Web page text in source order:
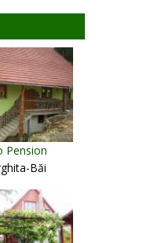
Pension
Băi